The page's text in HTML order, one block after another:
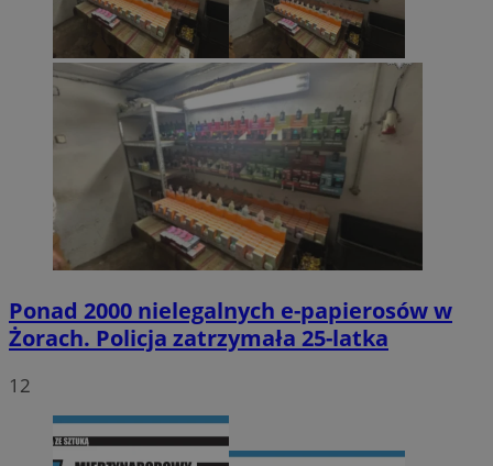
Ponad 2000 nielegalnych e-papierosów w
Żorach. Policja zatrzymała 25-latka
12